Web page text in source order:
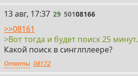
29
13 авг, 17:37 29 50108166
>>08161
>Вот тогда и будет поиск 25 минут.
Какой поиск в синглплеере?
Ответы 08172